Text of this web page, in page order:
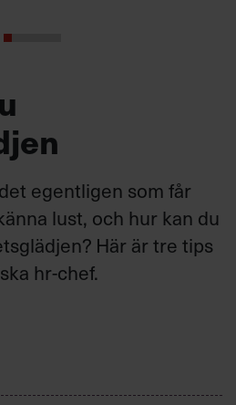
egentligen som får
lust, och hur kan du
Här är tre tips
hr-chef.